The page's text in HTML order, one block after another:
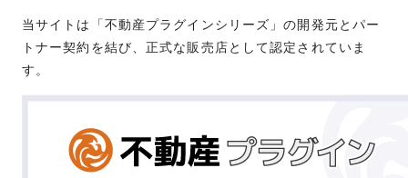
当サイトは「不動産プラグインシリーズ」の開発元とパー
トナー契約を結び、正式な販売店として認定されていま
す。